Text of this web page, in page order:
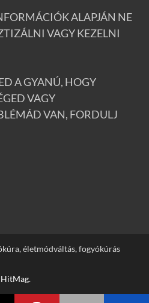
ALAPJÁN NE
VAGY KEZELNI
A GYANÚ, HOGY
VAGY
VAN, FORDULJ
életmódváltás, fogyókúrás
HitMag.